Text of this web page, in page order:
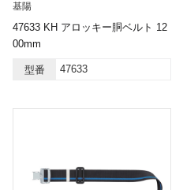
基陽
47633 KH アロッキー胴ベルト 12
00mm
型番 47633